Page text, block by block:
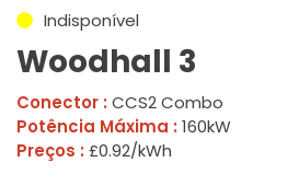
Indisponível
Woodhall 3
Conector : CCS2 Combo
Potência Máxima : 160kW
Preços : £0.92/kWh